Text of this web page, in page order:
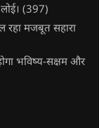
(397)
रहा मजबूत सहारा
भविष्य-सक्षम और